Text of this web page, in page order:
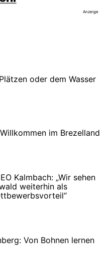
Anzeige
oder dem Wasser
im Brezelland
Kalmbach: „Wir sehen
weiterhin als
Von Bohnen lernen